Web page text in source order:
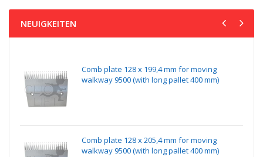
NEUIGKEITEN
Comb plate 128 x 199,4 mm for moving
walkway 9500 (with long pallet 400 mm)
Comb plate 128 x 205,4 mm for moving
walkway 9500 (with long pallet 400 mm)